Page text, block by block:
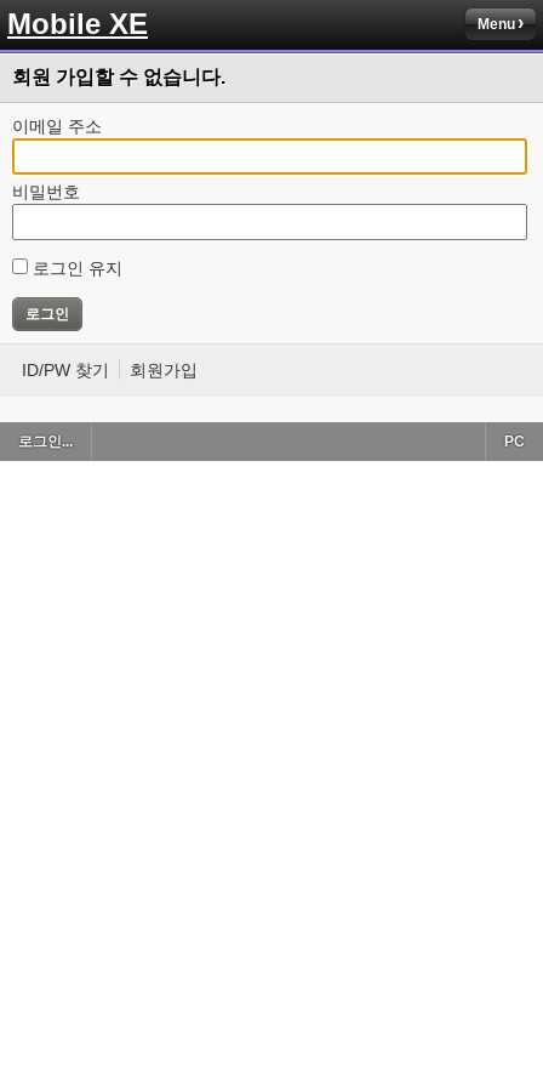
Mobile XE Menu
회원 가입할 수 없습니다.
이메일 주소
비밀번호
로그인 유지
ID/PW 찾기 회원가입
로그인... PC